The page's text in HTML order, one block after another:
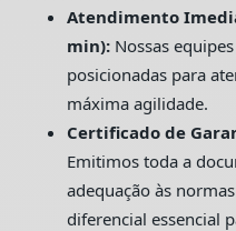
Atendimento
min):Nossas
posicionadas para
máxima agilidade.
Certificado de
Emitimos toda a
adequação às
diferencial essencial